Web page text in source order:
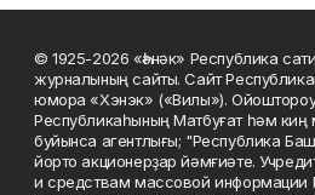
© 1925-2026 «Һәнәк» Республика
журналының сайты. Сайт
юмора «Хэнэк» («Вилы»).
Республикаһының Матбуғат һәм
буйынса агентлығы; "Республика
йорто акционерҙар йәмғиәте.
и средствам массовой информации